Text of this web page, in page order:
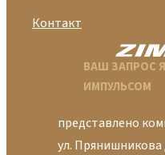
Контакт
ВАШ ЗАПРОС
ИМПУЛЬСОМ
представлено
ул. Прянишникова